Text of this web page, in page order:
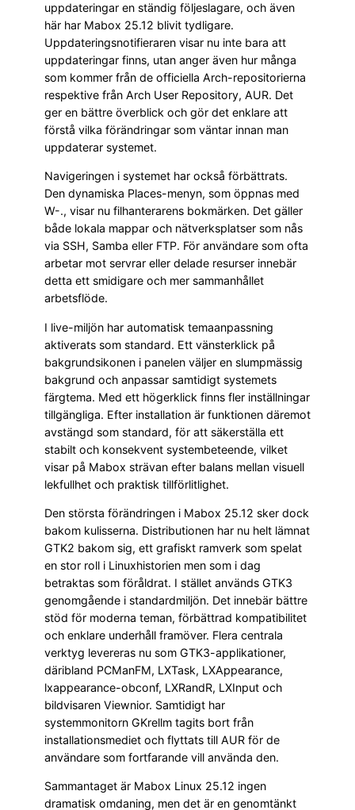
uppdateringar en ständig följeslagare, och även
här har Mabox 25.12 blivit tydligare.
Uppdateringsnotifieraren visar nu inte bara att
uppdateringar finns, utan anger även hur många
som kommer från de officiella Arch-repositorierna
respektive från Arch User Repository, AUR. Det
ger en bättre överblick och gör det enklare att
förstå vilka förändringar som väntar innan man
uppdaterar systemet.
Navigeringen i systemet har också förbättrats.
Den dynamiska Places-menyn, som öppnas med
W-., visar nu filhanterarens bokmärken. Det gäller
både lokala mappar och nätverksplatser som nås
via SSH, Samba eller FTP. För användare som ofta
arbetar mot servrar eller delade resurser innebär
detta ett smidigare och mer sammanhållet
arbetsflöde.
I live-miljön har automatisk temaanpassning
aktiverats som standard. Ett vänsterklick på
bakgrundsikonen i panelen väljer en slumpmässig
bakgrund och anpassar samtidigt systemets
färgtema. Med ett högerklick finns fler inställningar
tillgängliga. Efter installation är funktionen däremot
avstängd som standard, för att säkerställa ett
stabilt och konsekvent systembeteende, vilket
visar på Mabox strävan efter balans mellan visuell
lekfullhet och praktisk tillförlitlighet.
Den största förändringen i Mabox 25.12 sker dock
bakom kulisserna. Distributionen har nu helt lämnat
GTK2 bakom sig, ett grafiskt ramverk som spelat
en stor roll i Linuxhistorien men som i dag
betraktas som föråldrat. I stället används GTK3
genomgående i standardmiljön. Det innebär bättre
stöd för moderna teman, förbättrad kompatibilitet
och enklare underhåll framöver. Flera centrala
verktyg levereras nu som GTK3-applikationer,
däribland PCManFM, LXTask, LXAppearance,
lxappearance-obconf, LXRandR, LXInput och
bildvisaren Viewnior. Samtidigt har
systemmonitorn GKrellm tagits bort från
installationsmediet och flyttats till AUR för de
användare som fortfarande vill använda den.
Sammantaget är Mabox Linux 25.12 ingen
dramatisk omdaning, men det är en genomtänkt